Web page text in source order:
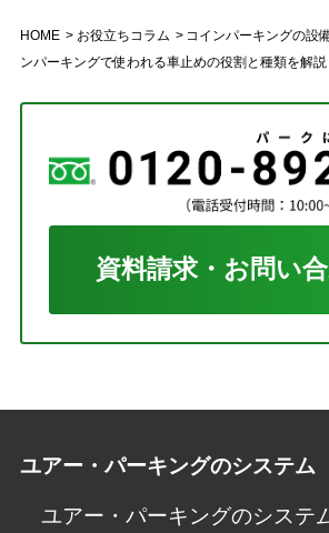
HOME お役立ちコラム コインパーキングの設
ンパーキングで使われる車止めの役割と種類を解説
資料請求・お問い
ユアー・パーキングのシステム
ユアー・パーキングのシステ